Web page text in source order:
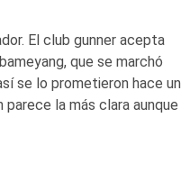
El club gunner acepta
que se marchó
se lo prometieron hace un
la más clara aunque